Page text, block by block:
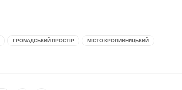
ГРОМАДСЬКИЙ ПРОСТІР МІСТО КРОПИВНИЦЬКИЙ